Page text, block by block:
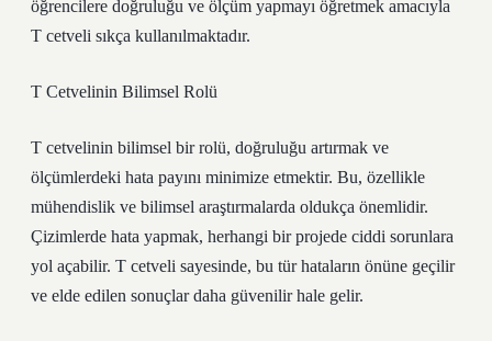
öğrencilere doğruluğu ve ölçüm yapmayı öğretmek amacıyla
T cetveli sıkça kullanılmaktadır.
T Cetvelinin Bilimsel Rolü
T cetvelinin bilimsel bir rolü, doğruluğu artırmak ve
ölçümlerdeki hata payını minimize etmektir. Bu, özellikle
mühendislik ve bilimsel araştırmalarda oldukça önemlidir.
Çizimlerde hata yapmak, herhangi bir projede ciddi sorunlara
yol açabilir. T cetveli sayesinde, bu tür hataların önüne geçilir
ve elde edilen sonuçlar daha güvenilir hale gelir.